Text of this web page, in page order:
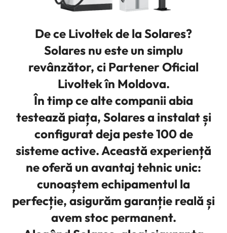
De ce Livoltek de la Solares?
Solares nu este un simplu
revânzător, ci Partener Oficial
Livoltek în Moldova.
În timp ce alte companii abia
testează piața, Solares a instalat și
configurat deja peste 100 de
sisteme active. Această experiență
ne oferă un avantaj tehnic unic:
cunoaștem echipamentul la
perfecție, asigurăm garanție reală și
avem stoc permanent.